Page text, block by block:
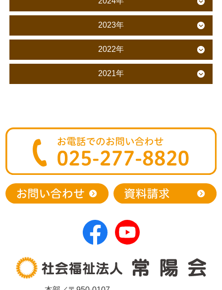
2023年
2022年
2021年